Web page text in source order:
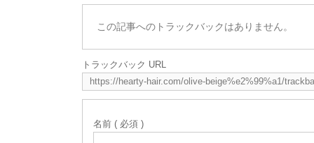
この記事へのトラックバックはありません。
トラックバック URL
名前 ( 必須 )